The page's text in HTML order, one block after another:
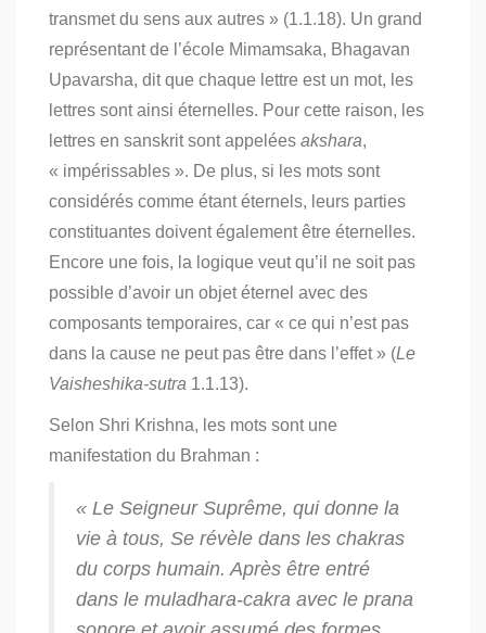
transmet du sens aux autres » (1.1.18). Un grand
représentant de l’école Mimamsaka, Bhagavan
Upavarsha, dit que chaque lettre est un mot, les
lettres sont ainsi éternelles. Pour cette raison, les
lettres en sanskrit sont appelées akshara,
« impérissables ». De plus, si les mots sont
considérés comme étant éternels, leurs parties
constituantes doivent également être éternelles.
Encore une fois, la logique veut qu’il ne soit pas
possible d’avoir un objet éternel avec des
composants temporaires, car « ce qui n’est pas
dans la cause ne peut pas être dans l’effet » (Le
Vaisheshika-sutra 1.1.13).
Selon Shri Krishna, les mots sont une
manifestation du Brahman :
« Le Seigneur Suprême, qui donne la
vie à tous, Se révèle dans les chakras
du corps humain. Après être entré
dans le muladhara-cakra avec le prana